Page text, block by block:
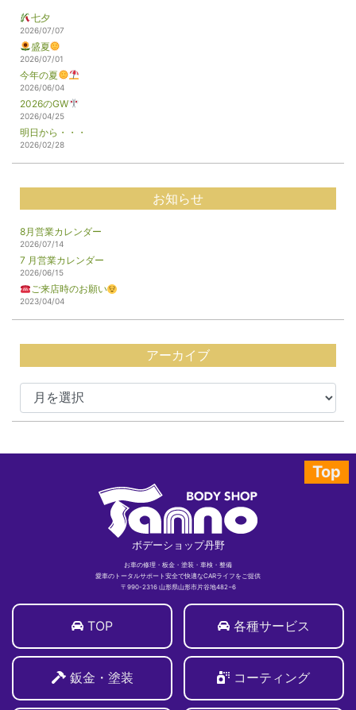
七夕
2026/07/07
盛夏
2026/07/01
今年の夏
2026/06/04
2026のGW
2026/04/25
明日から・・・
2026/02/28
お知らせ
8月営業カレンダー
2026/07/14
7 月営業カレンダー
2026/06/15
ご来店時のお願い
2023/04/04
アーカイブ
Top
ボデーショップ丹野
お車の修理・板金・塗装・車検・整備
愛車のトータルサポート安全で快適なCARライフをご提供
〒990-2316 山形県山形市片谷地482−6
TOP 各種サービス
鈑金・塗装 コーティング